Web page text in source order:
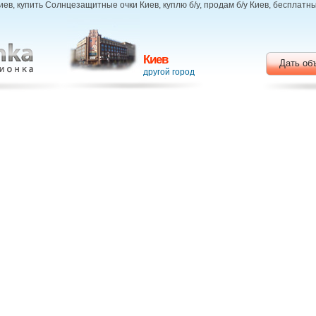
купить Солнцезащитные очки Киев, куплю б/у, продам б/у Киев,
Киев
другой город
Дать